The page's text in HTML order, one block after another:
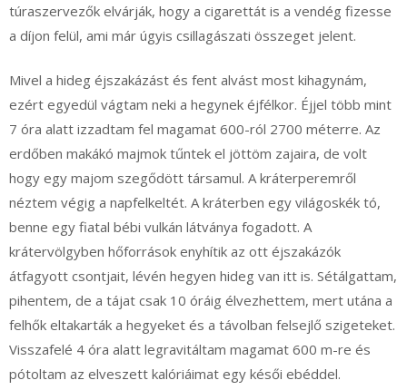
túraszervezők elvárják, hogy a cigarettát is a vendég fizesse
a díjon felül, ami már úgyis csillagászati összeget jelent.
Mivel a hideg éjszakázást és fent alvást most kihagynám,
ezért egyedül vágtam neki a hegynek éjfélkor. Éjjel több mint
7 óra alatt izzadtam fel magamat 600-ról 2700 méterre. Az
erdőben makákó majmok tűntek el jöttöm zajaira, de volt
hogy egy majom szegődött társamul. A kráterperemről
néztem végig a napfelkeltét. A kráterben egy világoskék tó,
benne egy fiatal bébi vulkán látványa fogadott. A
krátervölgyben hőforrások enyhítik az ott éjszakázók
átfagyott csontjait, lévén hegyen hideg van itt is. Sétálgattam,
pihentem, de a tájat csak 10 óráig élvezhettem, mert utána a
felhők eltakarták a hegyeket és a távolban felsejlő szigeteket.
Visszafelé 4 óra alatt legravitáltam magamat 600 m-re és
pótoltam az elveszett kalóriáimat egy késői ebéddel.